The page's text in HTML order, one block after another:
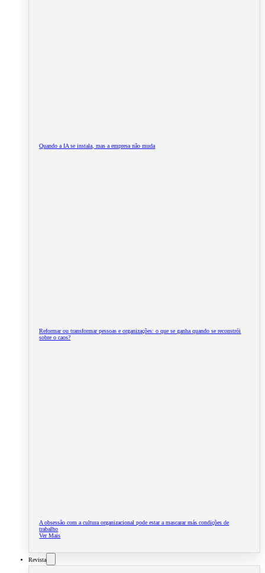
Quando a IA se instala, mas a empresa não muda
Reformar ou transformar pessoas e organizações: o que se ganha quando se reconstrói
sobre o caos?
A obsessão com a cultura organizacional pode estar a mascarar más condições de
trabalho
Ver Mais
Revista